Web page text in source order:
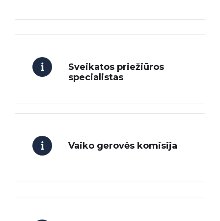
Sveikatos priežiūros
specialistas
Vaiko gerovės komisija